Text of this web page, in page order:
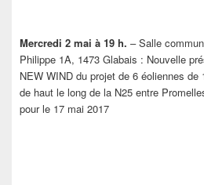
Mercredi 2 mai à 19 h. – Salle
Philippe 1A, 1473 Glabais : Nouvelle
NEW WIND du projet de 6 éoliennes de
de haut le long de la N25 entre
pour le 17 mai 2017